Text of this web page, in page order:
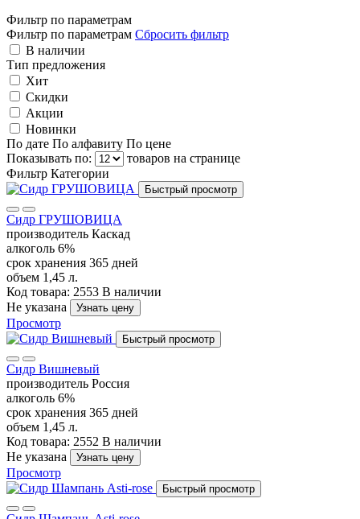
Фильтр по параметрам
Фильтр по параметрам Сбросить фильтр
В наличии
Тип предложения
Хит
Скидки
Акции
Новинки
По дате По алфавиту По цене
Показывать по:
товаров на странице
Фильтр Категории
Быстрый просмотр
Сидр ГРУШОВИЦА
производитель Каскад
алкоголь 6%
срок хранения 365 дней
объем 1,45 л.
Код товара: 2553 В наличии
Не указана
Узнать цену
Просмотр
Быстрый просмотр
Сидр Вишневый
производитель Россия
алкоголь 6%
срок хранения 365 дней
объем 1,45 л.
Код товара: 2552 В наличии
Не указана
Узнать цену
Просмотр
Быстрый просмотр